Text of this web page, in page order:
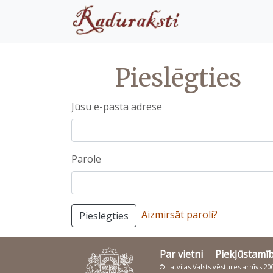
Pieslēgties
Jūsu e-pasta adrese
Parole
Pieslēgties Aizmirsāt paroli?
Par vietni
© Latvijas Valsts vēstures arhīvs